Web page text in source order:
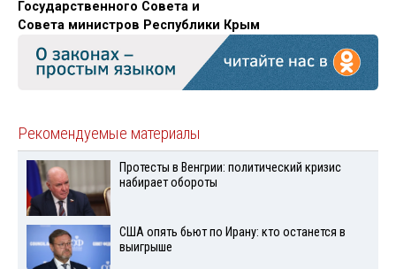
Государственного Совета и
Совета министров Республики Крым
Рекомендуемые материалы
Протесты в Венгрии: политический кризис
набирает обороты
США опять бьют по Ирану: кто останется в
выигрыше